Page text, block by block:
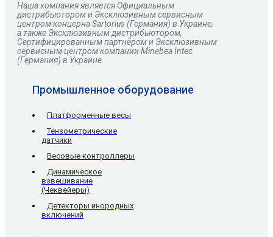
Наша компания является Официальным
дистрибьютором и Эксклюзивным сервисным
центромконцернаSartorius(Германия) в Украине,
а также Эксклюзивным дистрибьютором,
Сертифицированным партнёром и Эксклюзивным
сервисным центром компании Minebea Intec
(Германия) в Украине.
Промышленное оборудование
Платформенные весы
Тензометрические
датчики
Весовые контроллеры
Динамическое
взвешивание
(Чеквейеры)
Детекторы инородных
включений